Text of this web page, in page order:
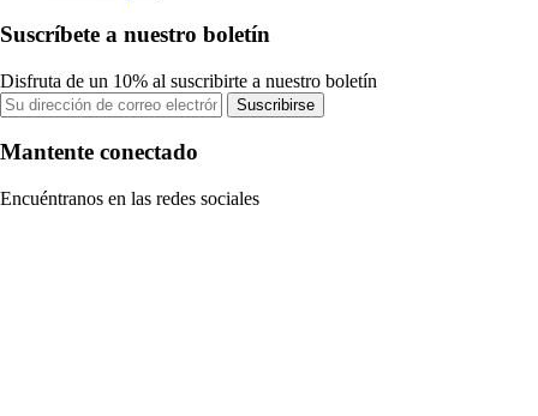
Suscríbete a nuestro boletín
Disfruta de un 10% al suscribirte a nuestro boletín
Suscribirse
Mantente conectado
Encuéntranos en las redes sociales